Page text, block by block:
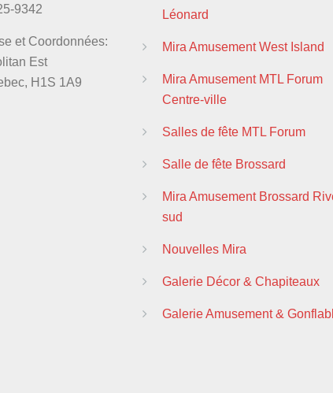
9342
et Coordonnées:
Est
H1S 1A9
Léonard
Mira Amusement West Island
Mira Amusement MTL Forum
Centre-ville
Salles de fête MTL Forum
Salle de fête Brossard
Mira Amusement Brossard
sud
Nouvelles Mira
Galerie Décor & Chapiteaux
Galerie Amusement &